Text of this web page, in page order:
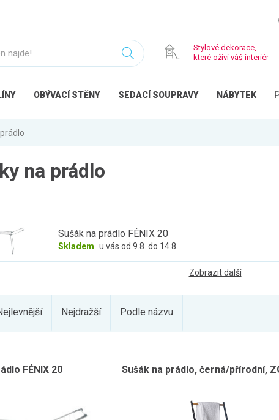
Stylové dekorace,
které oživí váš interiér
OBÝVACÍ STĚNY SEDACÍ SOUPRAVY NÁBYTEK
na prádlo
Sušák na prádlo FÉNIX 20
Skladem u vás od 9.8. do 14.8.
Zobrazit další
Nejdražší Podle názvu
FÉNIX 20 Sušák na prádlo, černá/přírodní,